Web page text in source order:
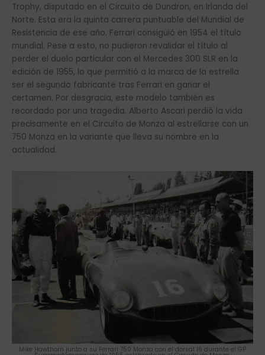
Trophy, disputado en el Circuito de Dundron, en Irlanda del
Norte. Esta era la quinta carrera puntuable del Mundial de
Resistencia de ese año. Ferrari consiguió en 1954 el título
mundial. Pese a esto, no pudieron revalidar el título al
perder el duelo particular con el Mercedes 300 SLR en la
edición de 1955, lo que permitió a la marca de la estrella
ser el segundo fabricante tras Ferrari en ganar el
certamen. Por desgracia, este modelo también es
recordado por una tragedia. Alberto Ascari perdió la vida
precisamente en el Circuito de Monza al estrellarse con un
750 Monza en la variante que lleva su nombre en la
actualidad.
Mike Hawthorn junto a su Ferrari 750 Monza con el dorsal 16 durante el GP